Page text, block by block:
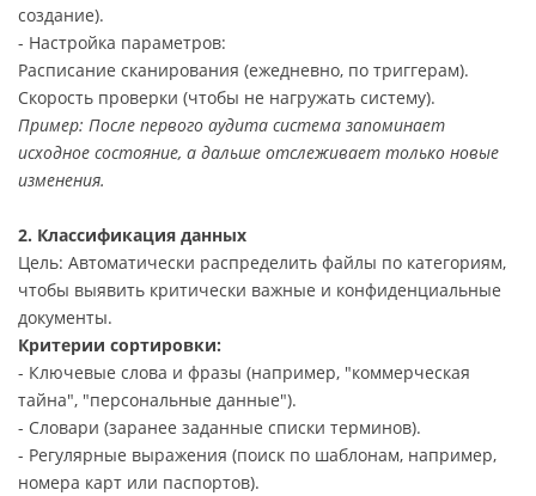
создание).
- Настройка параметров:
Расписание сканирования (ежедневно, по триггерам).
Скорость проверки (чтобы не нагружать систему).
Пример: После первого аудита система запоминает
исходное состояние, а дальше отслеживает только новые
изменения.
2. Классификация данных
Цель: Автоматически распределить файлы по категориям,
чтобы выявить критически важные и конфиденциальные
документы.
Критерии сортировки:
- Ключевые слова и фразы (например, "коммерческая
тайна", "персональные данные").
- Словари (заранее заданные списки терминов).
- Регулярные выражения (поиск по шаблонам, например,
номера карт или паспортов).